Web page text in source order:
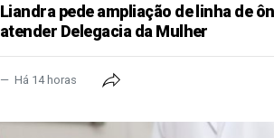
Liandra pede ampliação de linha de
atender Delegacia da Mulher
Há 14 horas